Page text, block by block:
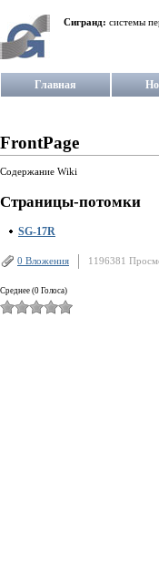
Сигранд: системы
Главная
FrontPage
Содержание Wiki
Страницы-потомки
SG-17R
0 Вложения 1196381
Среднее (0 Голоса)